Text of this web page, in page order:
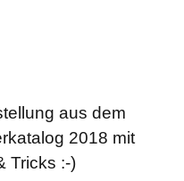
aus dem
2018 mit
Tricks :-)